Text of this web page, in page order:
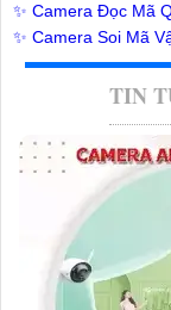
✨ Camera Đọc Mã
✨ Camera Soi Mã
TIN